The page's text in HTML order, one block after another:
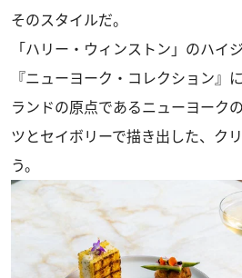
そのスタイルだ。
「ハリー・ウィンストン」のハイ
『ニューヨーク・コレクション』
ランドの原点であるニューヨーク
ツとセイボリーで描き出した、ク
う。